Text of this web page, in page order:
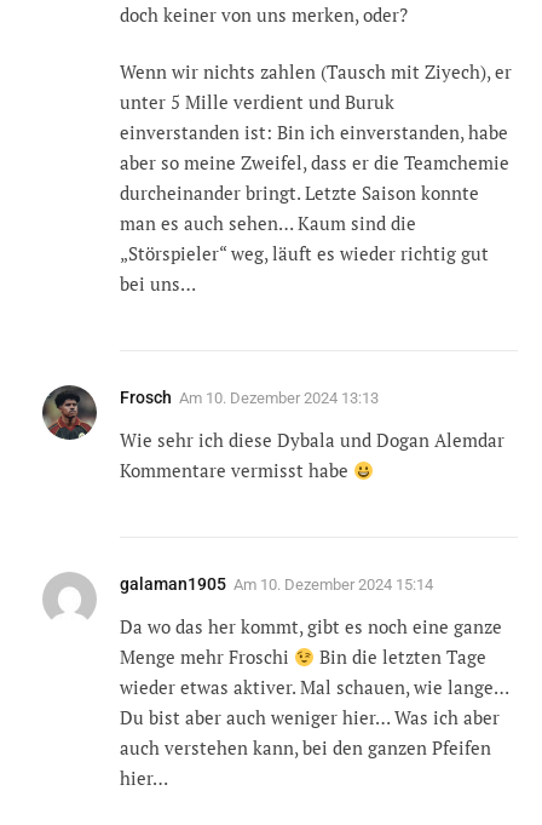
doch keiner von uns merken, oder?
Wenn wir nichts zahlen (Tausch mit Ziyech), er
unter 5 Mille verdient und Buruk
einverstanden ist: Bin ich einverstanden, habe
aber so meine Zweifel, dass er die Teamchemie
durcheinander bringt. Letzte Saison konnte
man es auch sehen… Kaum sind die
„Störspieler“ weg, läuft es wieder richtig gut
bei uns…
Frosch Am 10. Dezember 2024 13:13
Wie sehr ich diese Dybala und Dogan Alemdar
Kommentare vermisst habe
galaman1905 Am 10. Dezember 2024 15:14
Da wo das her kommt, gibt es noch eine ganze
Menge mehr Froschi
Bin die letzten Tage
wieder etwas aktiver. Mal schauen, wie lange…
Du bist aber auch weniger hier… Was ich aber
auch verstehen kann, bei den ganzen Pfeifen
hier…